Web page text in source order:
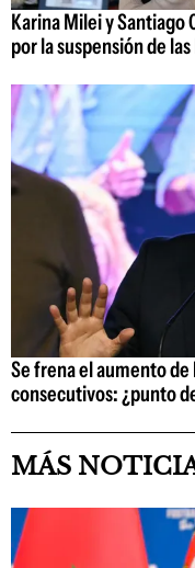
Karina Milei y
por la suspensión de las
Se frena el aumento
consecutivos: ¿punto
MÁS